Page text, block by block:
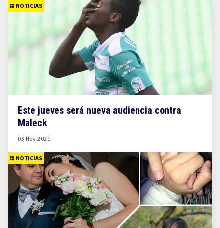
NOTICIAS
Este jueves será nueva audiencia contra
Maleck
03 Nov 2021
NOTICIAS